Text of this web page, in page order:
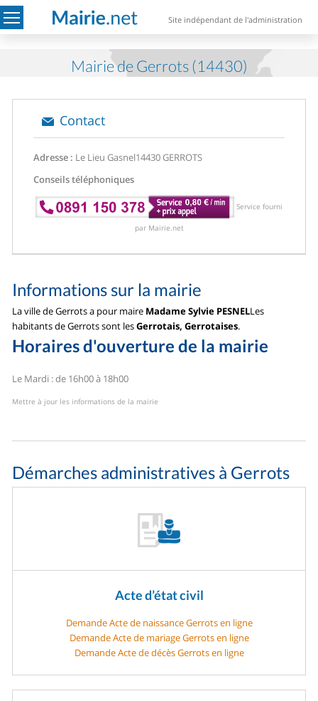
Site indépendant de l'administration
Mairie de Gerrots (14430)
Contact
Adresse : Le Lieu Gasnel14430 GERROTS
Conseils téléphoniques
Service fourni
par Mairie.net
Informations sur la mairie
La ville de Gerrots a pour maire Madame Sylvie PESNELLes
habitants de Gerrots sont lesGerrotais, Gerrotaises.
Horaires d'ouverture de la mairie
Le Mardi : de 16h00 à 18h00
Mettre à jour les informations de la mairie
Démarches administratives à Gerrots
Acte d’état civil
Demande Acte de naissance Gerrots en ligne
Demande Acte de mariage Gerrots en ligne
Demande Acte de décès Gerrots en ligne